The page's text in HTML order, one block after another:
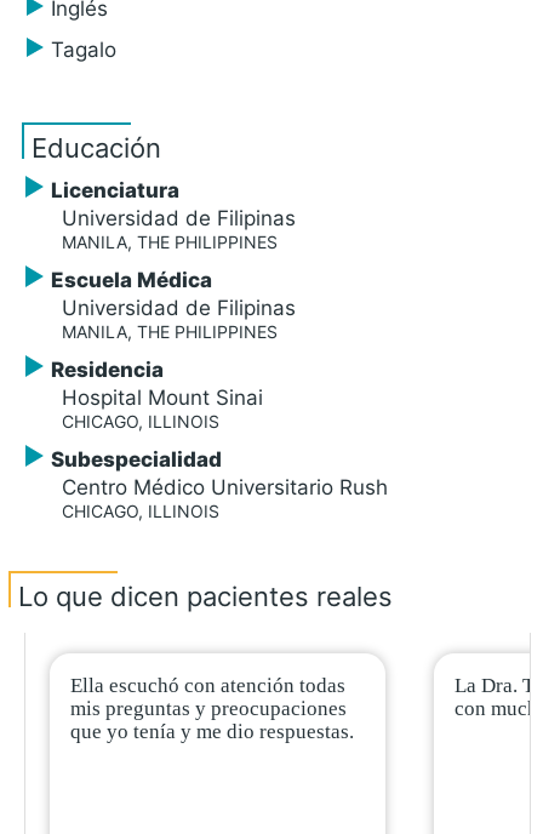
Inglés
Tagalo
Educación
Licenciatura
Universidad de Filipinas
MANILA, THE PHILIPPINES
Escuela Médica
Universidad de Filipinas
MANILA, THE PHILIPPINES
Residencia
Hospital Mount Sinai
CHICAGO, ILLINOIS
Subespecialidad
Centro Médico Universitario Rush
CHICAGO, ILLINOIS
Lo que dicen pacientes reales
Ella escuchó con atención todas
mis preguntas y preocupaciones
que yo tenía y me dio respuestas.
La Dra.
con